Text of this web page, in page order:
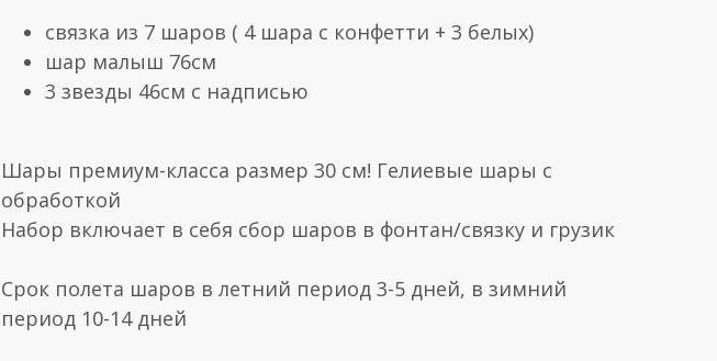
связка из 7 шаров ( 4 шара с конфетти + 3 белых)
шар малыш 76см
3 звезды 46см с надписью
Шары премиум-класса размер 30 см! Гелиевые шары с
обработкой
Набор включает в себя сбор шаров в фонтан/связку и грузик
Срок полета шаров в летний период 3-5 дней, в зимний
период 10-14 дней